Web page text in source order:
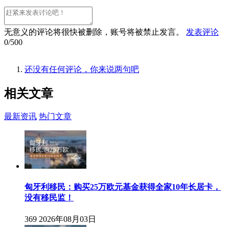
无意义的评论将很快被删除，账号将被禁止发言。
发表评论
0/500
还没有任何评论，你来说两句吧
相关文章
最新资讯 热门文章
匈牙利移民：购买25万欧元基金获得全家10年长居卡，
没有移民监！
369 2026年08月03日